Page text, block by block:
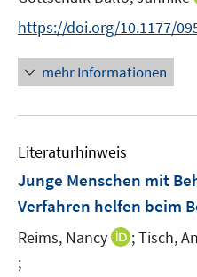
https://doi.org/10.1177/
mehr Informationen
Literaturhinweis
Junge Menschen mit
Verfahren helfen beim
Reims, Nancy
I;Tisch,
I;